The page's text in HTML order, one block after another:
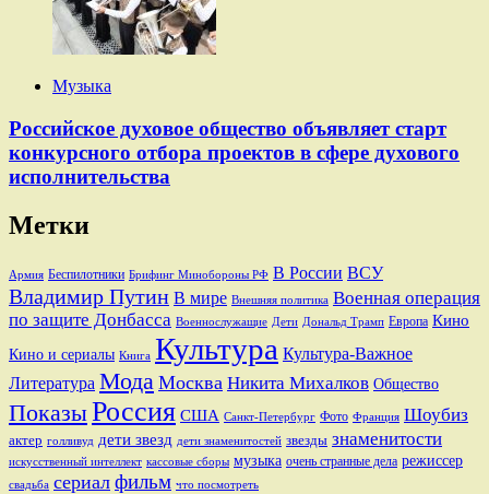
Музыка
Российское духовое общество объявляет старт
конкурсного отбора проектов в сфере духового
исполнительства
Метки
Армия Беспилотники Брифинг Минобороны РФ В России ВСУ
Владимир Путин В мире Внешняя политика Военная операция
по защите Донбасса Военнослужащие Дети Дональд Трамп Европа Кино
Кино и сериалы Книга Культура Культура-Важное
Литература Мода Москва Никита Михалков Общество
ПоказыРоссия США Санкт-Петербург Фото Франция Шоубиз
актер голливуд дети звезд дети знаменитостей звезды знаменитости
искусственный интеллект кассовые сборы музыка очень странные дела режиссер
свадьба сериал фильм что посмотреть